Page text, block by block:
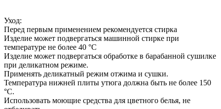
Уход:
Перед первым применением рекомендуется стирка
Изделие может подвергаться машинной стирке при
температуре не более 40 °С
Изделие может подвергаться обработке в барабанной сушилке
при деликатном режиме.
Применять деликатный режим отжима и сушки.
Температура нижней плиты утюга должна быть не более 150
°С.
Использовать моющие средства для цветного белья, не